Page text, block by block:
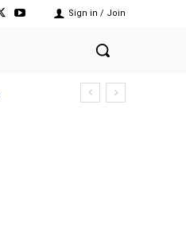
Sign in / Join